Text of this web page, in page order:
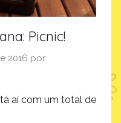
Picnic!
2016 por
aí com um total de